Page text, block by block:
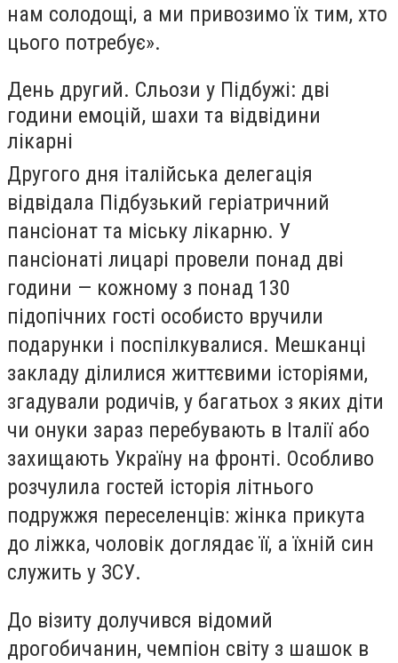
нам солодощі, а ми привозимо їх тим, хто
цього потребує».
День другий. Сльози у Підбужі: дві
години емоцій, шахи та відвідини
лікарні
Другого дня італійська делегація
відвідала Підбузький геріатричний
пансіонат та міську лікарню. У
пансіонаті лицарі провели понад дві
години — кожному з понад 130
підопічних гості особисто вручили
подарунки і поспілкувалися. Мешканці
закладу ділилися життєвими історіями,
згадували родичів, у багатьох з яких діти
чи онуки зараз перебувають в Італії або
захищають Україну на фронті. Особливо
розчулила гостей історія літнього
подружжя переселенців: жінка прикута
до ліжка, чоловік доглядає її, а їхній син
служить у ЗСУ.
До візиту долучився відомий
дрогобичанин, чемпіон світу з шашок в